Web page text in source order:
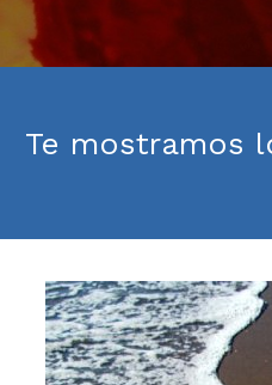
Te mostramos